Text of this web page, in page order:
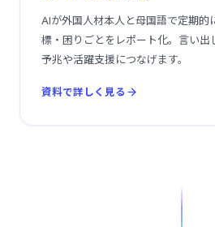
AIが外国人材本人と母国語で定期的
標・困りごとをレポート化。言い出
予兆や活躍支援につなげます。
資料で詳しく見る